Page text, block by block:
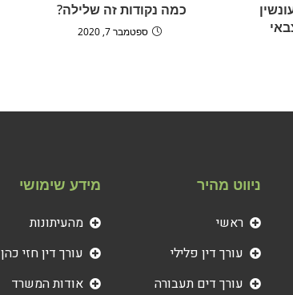
כמה נקודות זה שלילה?
ספטמבר 7, 2020
ניווט מהיר
ראשי
עורך דין פלילי
עורך דים תעבורה
מידע שימושי
מהעיתונות
עורך דין חזי כהן
אודות המשרד